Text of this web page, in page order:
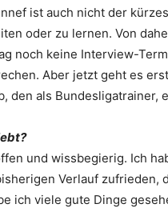
ist auch nicht der
oder zu lernen. Von
noch keine Interview-
Aber jetzt geht es
den als Bundesligatrainer,
und wissbegierig. Ich
Verlauf
ich viele gute Dinge